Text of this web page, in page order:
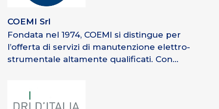
COEMI Srl
Fondata nel 1974, COEMI si distingue per
l’offerta di servizi di manutenzione elettro-
strumentale altamente qualificati. Con...